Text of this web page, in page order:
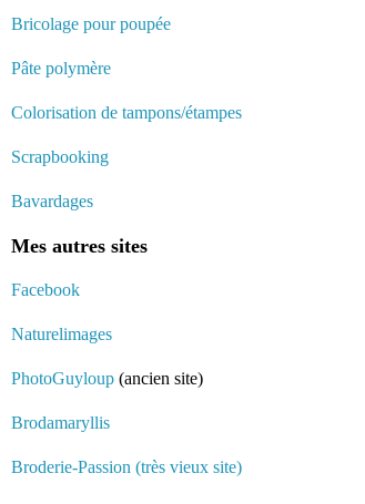
Bricolage pour poupée
Pâte polymère
Colorisation de tampons/étampes
Scrapbooking
Bavardages
Mes autres sites
Facebook
Naturelimages
PhotoGuyloup (ancien site)
Brodamaryllis
Broderie-Passion (très vieux site)